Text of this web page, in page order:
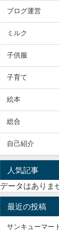
ブログ運営
ミルク
子供服
子育て
絵本
総合
自己紹介
人気記事
データはありま
最近の投稿
サンキューマー